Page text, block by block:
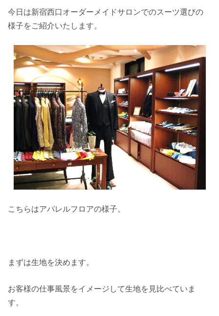
今日は新宿西口オーダーメイドサロンでのスーツ選びの
様子をご紹介いたします。
こちらはアパレルフロアの様子。
まずは生地を決めます。
お客様の仕事風景をイメージして生地を見比べていま
す。